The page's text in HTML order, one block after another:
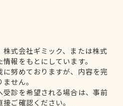
式会社ギミック、または株式
報をもとにしています。
努めておりますが、内容を完
せん。
診を希望される場合は、事前
ご確認ください。